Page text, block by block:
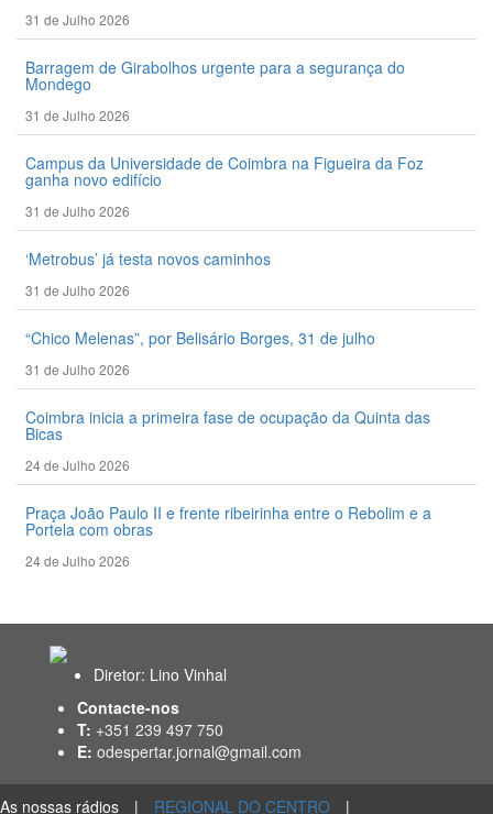
31 de Julho 2026
Barragem de Girabolhos urgente para a segurança do
Mondego
31 de Julho 2026
Campus da Universidade de Coimbra na Figueira da Foz
ganha novo edifício
31 de Julho 2026
‘Metrobus’ já testa novos caminhos
31 de Julho 2026
“Chico Melenas”, por Belisário Borges, 31 de julho
31 de Julho 2026
Coimbra inicia a primeira fase de ocupação da Quinta das
Bicas
24 de Julho 2026
Praça João Paulo II e frente ribeirinha entre o Rebolim e a
Portela com obras
24 de Julho 2026
Diretor: Lino Vinhal
Contacte-nos
T: +351 239 497 750
E: odespertar.jornal@gmail.com
As nossas rádios | REGIONAL DO CENTRO |